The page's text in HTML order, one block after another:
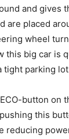
and gives
are placed
wheel
this big car is
tight parking
button on
this
reducing